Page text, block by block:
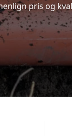
pris og